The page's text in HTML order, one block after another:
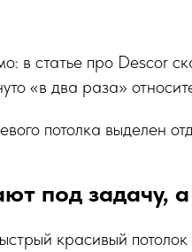
в статье про Descor
«в два раза»
потолка выделен
под задачу,
красивый